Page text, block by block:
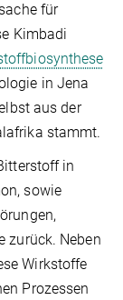
für
Kimbadi
in Jena
aus der
stammt.
in
sowie
zurück. Neben
Wirkstoffe
Prozessen